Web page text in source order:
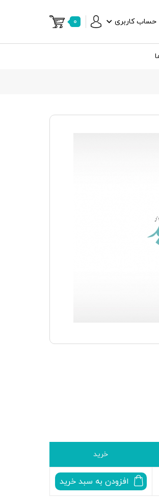
حساب کاربری ۰
خرید
افزودن به سبد خرید